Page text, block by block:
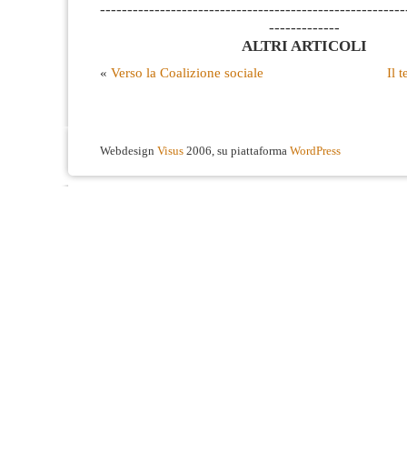
-------------
ALTRI ARTICOLI
« Verso la Coalizione sociale Il
Webdesign Visus 2006, su piattaforma WordPress